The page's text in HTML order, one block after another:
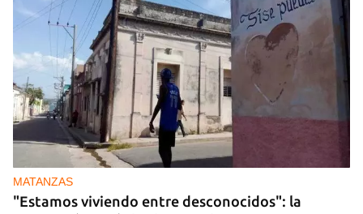
MATANZAS
"Estamos viviendo entre desconocidos": la